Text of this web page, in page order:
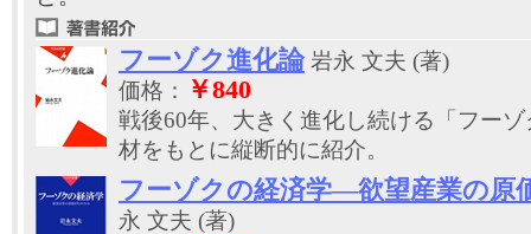
フーゾク進化論 岩永 文夫 (著)
価格：
￥840
戦後60年、大きく進化し続ける「フー
材をもとに縦断的に紹介。
フーゾクの経済学―欲望産業の原
永 文夫 (著)